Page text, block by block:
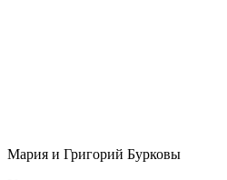
Мария и Григорий Бурковы